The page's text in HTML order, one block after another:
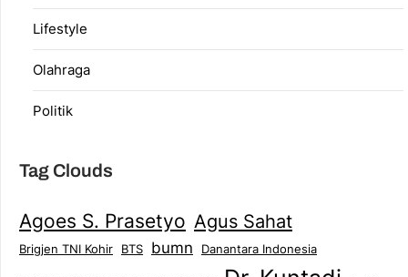
Lifestyle
Olahraga
Politik
Tag Clouds
Agoes S. Prasetyo Agus Sahat
Brigjen TNI Kohir BTS bumn Danantara Indonesia